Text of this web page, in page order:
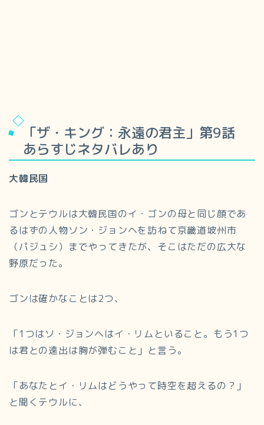
「ザ・キング：永遠の君主」第9話
あらすじネタバレあり
大韓民国
ゴンとテウルは大韓民国のイ・ゴンの母と同じ顔であ
るはずの人物ソン・ジョンヘを訪ねて京畿道坡州市
（パジュシ）までやってきたが、そこはただの広大な
野原だった。
ゴンは確かなことは2つ、
「1つはソ・ジョンヘはイ・リムといること。もう1つ
は君との遠出は胸が弾むこと」と言う。
「あなたとイ・リムはどうやって時空を超えるの？」
と聞くテウルに、